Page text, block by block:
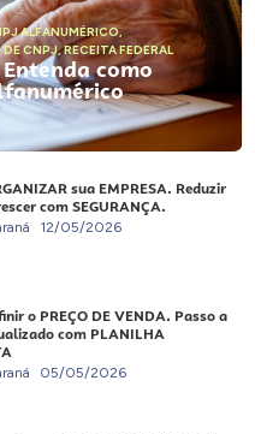
ALFANUMÉRICO,
CNPJ,RECEITA FEDERAL
como
sua EMPRESA. Reduzir
com SEGURANÇA.
12/05/2026
o PREÇO DE VENDA. Passo a
com PLANILHA
05/05/2026